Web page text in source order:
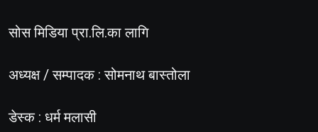
सोस मिडिया प्रा.लि.का लागि
अध्यक्ष / सम्पादक : सोमनाथ बास्तोला
डेस्क : धर्म मलासी